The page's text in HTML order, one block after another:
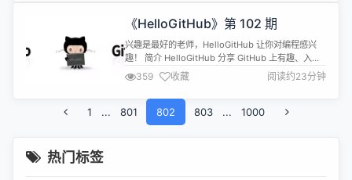
也多数入行了教师职业，这也是毕业时我艰难择业
的...
《HelloGitHub》第 102 期
兴趣是最好的老师，HelloGitHub 让你对编程感兴
趣！ 简介 HelloGitHub 分享 GitHub 上有趣、入门
级的开源项目。
github.com/521xueweihan/HelloGitHub 这里有
实战项目、入门教程、黑科技、开源书籍、大厂开源
项目等，涵盖多种编程语言 Python、Java、Go、
C/C++、Swift...让你在短时间...
359 收藏 阅读约23分钟
1 ... 801 802 803 ... 1000
热门标签